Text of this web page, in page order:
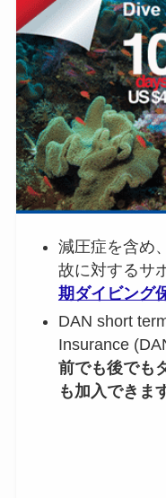
減圧症を含め
故に対するサ
期ダイビング
DAN short
Insurance
前でも後でも
も加入できま